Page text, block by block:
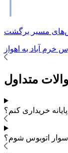
مسیر برگشت
خرم آباد به اهواز
متداول
خریداری کنم؟
سوار اتوبوس شوم؟